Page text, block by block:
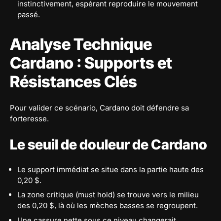
instinctivement, espérant reproduire le mouvement
passé.
Analyse Technique
Cardano : Supports et
Résistances Clés
Pour valider ce scénario, Cardano doit défendre sa
forteresse.
Le seuil de douleur de Cardano
Le support immédiat se situe dans la partie haute des
0,20 $.
La zone critique (must hold) se trouve vers le milieu
des 0,20 $, là où les mèches basses se regroupent.